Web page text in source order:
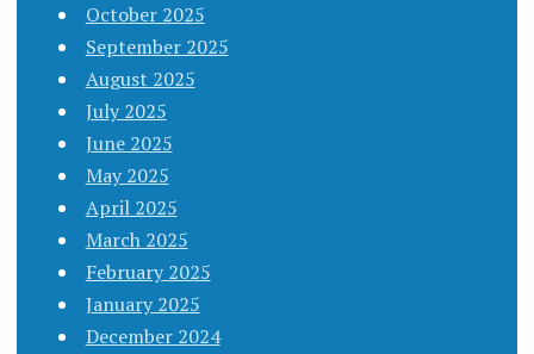
October 2025
September 2025
August 2025
July 2025
June 2025
May 2025
April 2025
March 2025
February 2025
January 2025
December 2024